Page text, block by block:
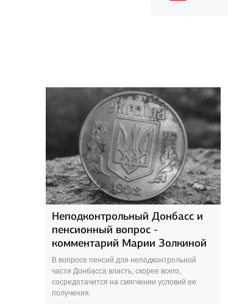
Неподконтрольный Донбасс и
пенсионный вопрос -
комментарий Марии Золкиной
В вопросе пенсий для неподконтрольной
части Донбасса власть, скорее всего,
сосредотачится на смягчении условий ее
получения.